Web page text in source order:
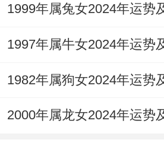
火煞，即从饮食起居入手
梨子、百合，以润肺生津
则精力充沛于学业运动，